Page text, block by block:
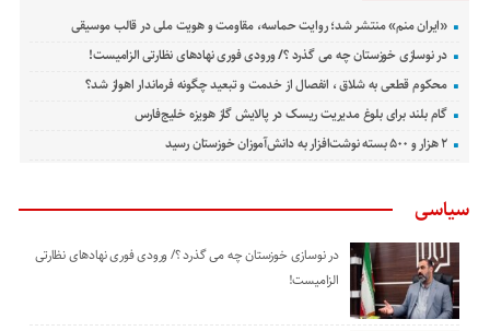
«ایران منم» منتشر شد؛ روایت حماسه، مقاومت و هویت ملی در قالب موسیقی
در نوسازی خوزستان چه می گذرد ؟/ ورودی فوری نهادهای نظارتی الزامیست!
محکوم قطعی به شلاق ، انفصال از خدمت و تبعید چگونه فرماندار اهواز شد؟
گام بلند برای بلوغ مدیریت ریسک در پالایش گاز هویزه خلیج‌فارس
۲ هزار و ۵۰۰ بسته نوشت‌افزار به دانش‌آموزان خوزستان رسید
سیاسی
در نوسازی خوزستان چه می گذرد ؟/ ورودی فوری نهادهای نظارتی
الزامیست!